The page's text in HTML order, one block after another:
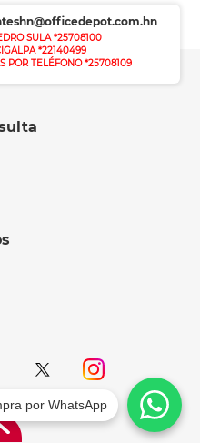
SULA *25708100
*22140499
POR TELÉFONO *25708109
por WhatsApp